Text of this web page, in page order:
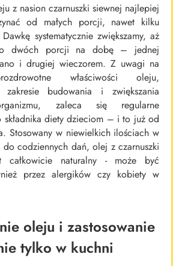
z nasion czarnuszki siewnej najlepiej
od małych porcji, nawet kilku
systematycznie zwiększamy, aż
dwóch porcji na dobę – jednej
i drugiej wieczorem. Z uwagi na
właściwości oleju,
budowania i zwiększania
zaleca się regularne
składnika diety dzieciom – i to już od
Stosowany w niewielkich ilościach w
codziennych dań, olej z czarnuszki
naturalny - może być
przez alergików czy kobiety w
oleju i zastosowanie
tylko w kuchni